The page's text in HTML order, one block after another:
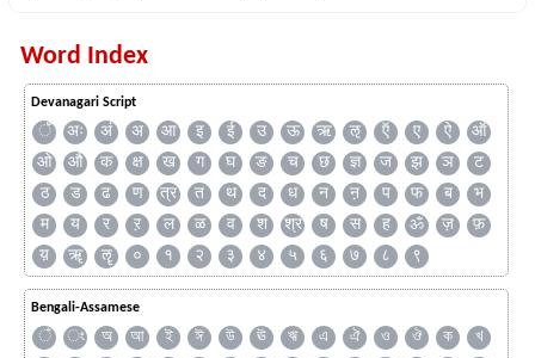
Word Index
Devanagari Script
ँ अः अं अ आ इ ई उ ऊ ऋ ऌ ऍ ए ऐ
ऑ
ओ
औ क क्ष ख ग घ ङ च छ ज्ञ ज झ ञ
ट
ठ
ड ढ ण त्र त थ द ध न ऩ प फ ब
भ
म
य र ऱ ल ळ व श श्र ष स ह ॐ ज़
फ़
य़
ॠ ॡ ० १ २ ३ ४ ५ ६ ७ ८ ९
Bengali-Assamese
ঁ ং অ আ ই ঈ উ ঊ ঋ এ ঐ ও ঔ ক
খ